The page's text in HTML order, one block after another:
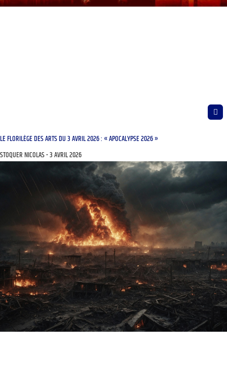
LE FLORILÈGE DES ARTS DU 3 AVRIL 2026 : « APOCALYPSE 2026 »
STOQUER NICOLAS 3 AVRIL 2026